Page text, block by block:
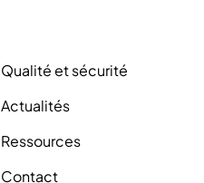
Qualité et sécurité
Actualités
Ressources
Contact